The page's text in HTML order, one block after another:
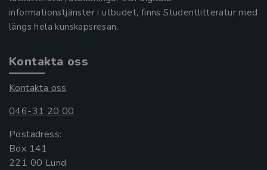
informationstjänster i utbudet, finns Studentlitteratur med
längs hela kunskapsresan.
Kontakta oss
Kontakta oss
046-31 20 00
Postadress:
Box 141
221 00 Lund